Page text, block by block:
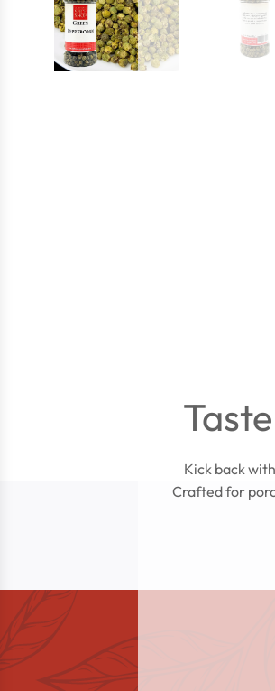
Kick back
Crafted for